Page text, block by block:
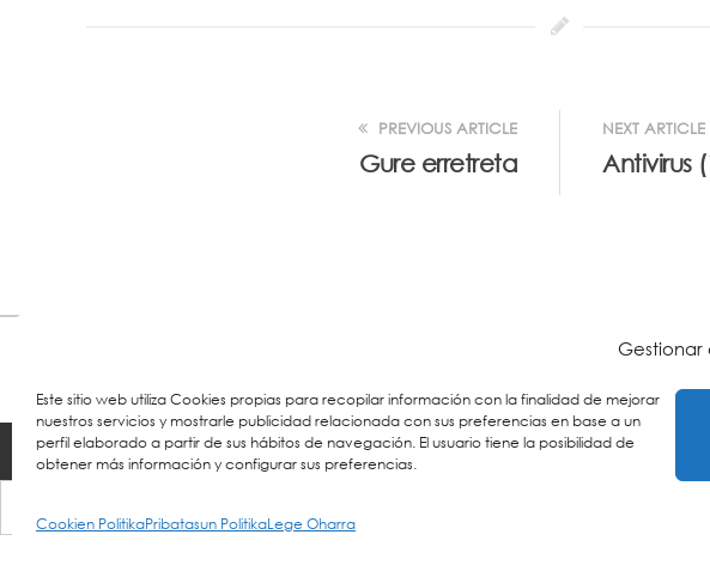
Gestionar
Este sitio web utiliza Cookies propias para recopilar información con la finalidad de mejorar
nuestros servicios y mostrarle publicidad relacionada con sus preferencias en base a un
perfil elaborado a partir de sus hábitos de navegación. El usuario tiene la posibilidad de
obtener más información y configurar sus preferencias.
Cookien PolitikaPribatasun PolitikaLege Oharra
PREVIOUS ARTICLE
Gure erretreta
NEXT ARTICLE
Antivirus
© 2023 Colegio URKIDE Ikastetxea, School.Cookien Politika-